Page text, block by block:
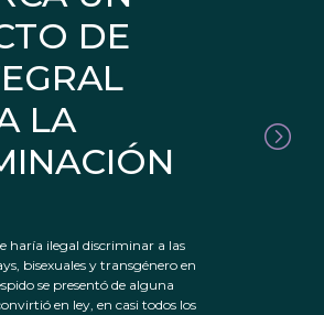
DE
LA
haría ilegal discriminar a las
bisexuales y transgénero en
se presentó de alguna
en ley, en casi todos los